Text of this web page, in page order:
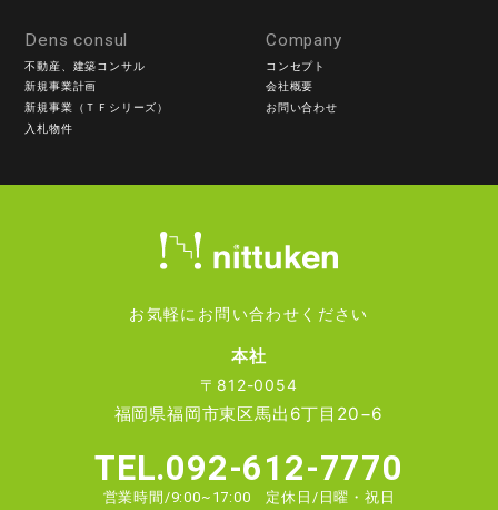
Dens consul
不動産、建築コンサル
新規事業計画
新規事業（ＴＦシリーズ）
入札物件
Company
コンセプト
会社概要
お問い合わせ
お気軽にお問い合わせください
本社
〒812-0054
福岡県福岡市東区馬出6丁目20−6
TEL.092-612-7770
営業時間/9:00~17:00 定休日/日曜・祝日